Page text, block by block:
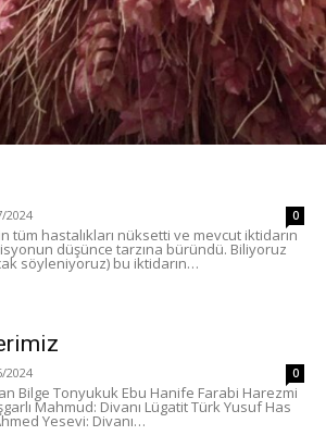
2024 0
tüm hastalıkları nüksetti ve mevcut iktidarın
düşünce tarzına büründü. Biliyoruz
söyleniyoruz) bu iktidarın…
2024 0
Bilge Tonyukuk Ebu Hanife Farabi Harezmi
Mahmud: Divanı Lügatit Türk Yusuf Has
Yesevi: Divanı…